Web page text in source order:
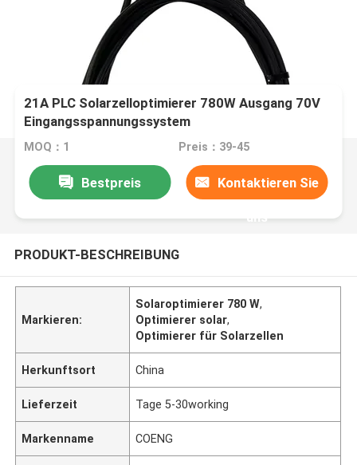
21A PLC Solarzelloptimierer 780W Ausgang 70V
Eingangsspannungssystem
MOQ：1 Preis：39-45
Bestpreis Kontaktieren Sie
uns
PRODUKT-BESCHREIBUNG
Markieren:
Solaroptimierer 780 W,
Optimierer solar,
Optimierer für Solarzellen
Herkunftsort China
Lieferzeit Tage 5-30working
Markenname COENG